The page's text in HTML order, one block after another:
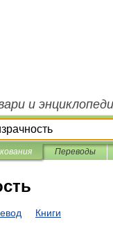
и
Переводы
Книги